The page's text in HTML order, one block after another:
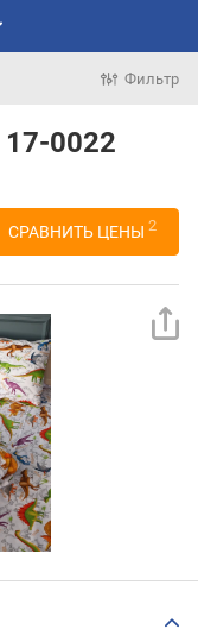
Фильтр
17-0022
СРАВНИТЬ ЦЕНЫ 2